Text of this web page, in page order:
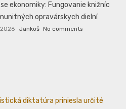
ekonomiky: Fungovanie knižníc
opravárskych dielní
Jankoš No comments
diktatúra priniesla určité